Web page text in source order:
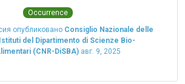
Occurrence
опубликовано Consiglio Nazionale delle
del Dipartimento di Scienze Bio-
(CNR-DiSBA) авг. 9, 2025